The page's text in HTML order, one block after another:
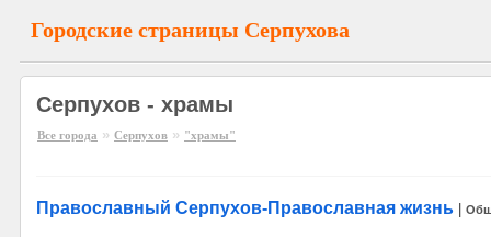
Городские страницы Серпухова
Серпухов - храмы
Все города » Серпухов » "храмы"
Православный Серпухов-Православная жизнь